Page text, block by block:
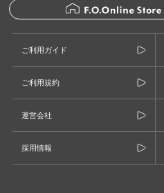
ご利用ガイド
ご利用規約
運営会社
採用情報